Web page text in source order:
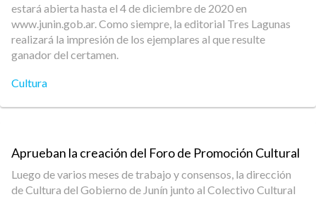
estará abierta hasta el 4 de diciembre de 2020 en
www.junin.gob.ar. Como siempre, la editorial Tres Lagunas
realizará la impresión de los ejemplares al que resulte
ganador del certamen.
Cultura
Aprueban la creación del Foro de Promoción Cultural
Luego de varios meses de trabajo y consensos, la dirección
de Cultura del Gobierno de Junín junto al Colectivo Cultural